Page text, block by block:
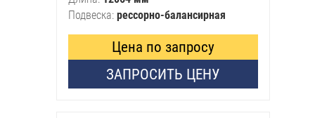
Подвеска рессорно-балансирная
Цена по запросу
ЗАПРОСИТЬ ЦЕНУ